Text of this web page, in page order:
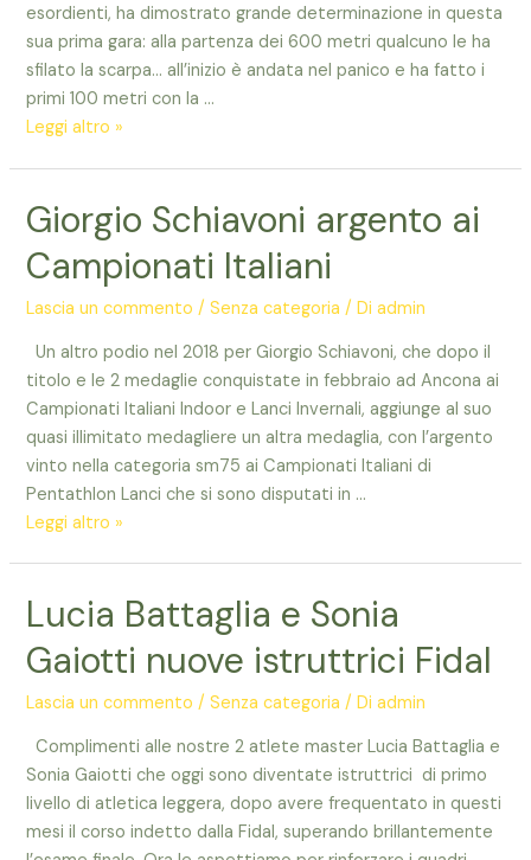
e
il
meeting
al
Baumann
esordienti, ha dimostrato grande determinazione in questa
sua prima gara: alla partenza dei 600 metri qualcuno le ha
sfilato la scarpa… all’inizio è andata nel panico e ha fatto i
primi 100 metri con la …
Isabella,
!!!
Leggi altro »
Giorgio Schiavoni argento ai
Campionati Italiani
Lascia un commento /Senza categoria / Diadmin
Un altro podio nel 2018 per Giorgio Schiavoni, che dopo il
titolo e le 2 medaglie conquistate in febbraio ad Ancona ai
Campionati Italiani Indoor e Lanci Invernali, aggiunge al suo
quasi illimitato medagliere un altra medaglia, con l’argento
vinto nella categoria sm75 ai Campionati Italiani di
Pentathlon Lanci che si sono disputati in …
Giorgio
ai
Italiani
Leggi altro »
Lucia Battaglia e Sonia
Gaiotti nuove istruttrici Fidal
Lascia un commento /Senza categoria / Diadmin
Complimenti alle nostre 2 atlete master Lucia Battaglia e
Sonia Gaiotti che oggi sono diventate istruttrici di primo
livello di atletica leggera, dopo avere frequentato in questi
mesi il corso indetto dalla Fidal, superando brillantemente